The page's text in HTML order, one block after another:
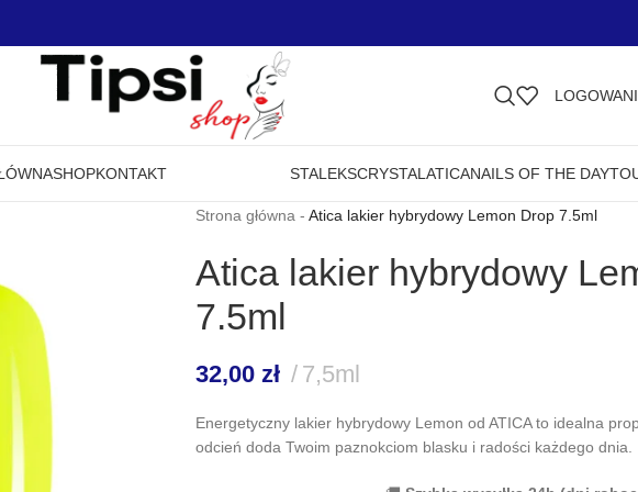
SHOPKONTAKT STALEKSCRYSTAL ATICANAILS OF THE DAY
Strona główna - Atica lakier hybrydowy Lemon Drop 7.5ml
Atica lakier hybrydowy
7.5ml
32,00 zł 7,5ml
Energetyczny lakier hybrydowy Lemon od ATICA to idealna
odcień doda Twoim paznokciom blasku i radości każdego dnia.